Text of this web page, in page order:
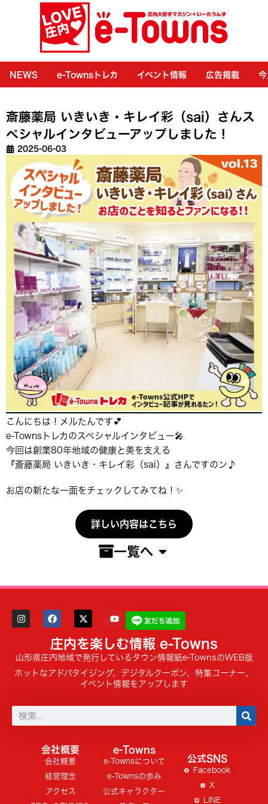
NEWS e-Townsトレカ イベント情報 広告掲載
斎藤薬局 いきいき・キレイ彩（sai）さんス
ペシャルインタビューアップしました！
2025-06-03
こんにちは！メルたんです💕
e-Townsトレカのスペシャルインタビュー🎤
今回は創業80年地域の健康と美を支える
『斎藤薬局 いきいき・キレイ彩（sai）』さんですのン♪
お店の新たな一面をチェックしてみてね！✨
詳しい内容はこちら
一覧へ
庄内を楽しむ情報 e-Towns
山形県庄内地域で発行しているタウン情報紙e-TownsのWEB版
ホットなアドバタイジング、デジタルクーポン、特集コーナー、
イベント情報をアップします
会社概要
会社概要
経営理念
アクセス
e-Towns
e-Townsについて
e-Townsの歩み
公式キャラクター
公式SNS
Facebook
X
LINE